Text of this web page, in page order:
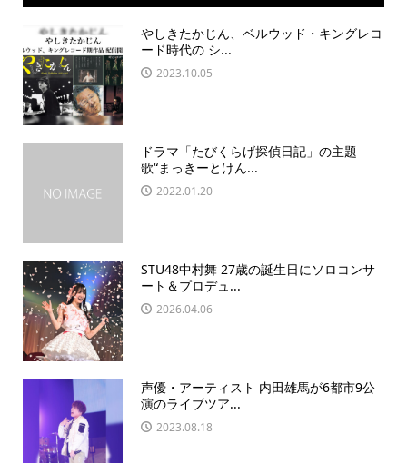
やしきたかじん、ベルウッド・キングレコ
ード時代の シ...
2023.10.05
ドラマ「たびくらげ探偵日記」の主題
歌“まっきーとけん...
2022.01.20
STU48中村舞 27歳の誕生日にソロコンサ
ート＆プロデュ...
2026.04.06
声優・アーティスト 内田雄馬が6都市9公
演のライブツア...
2023.08.18